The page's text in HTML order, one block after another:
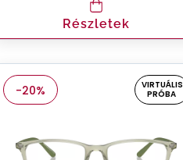
Részletek
-20%
VIRTUÁLIS
PRÓBA